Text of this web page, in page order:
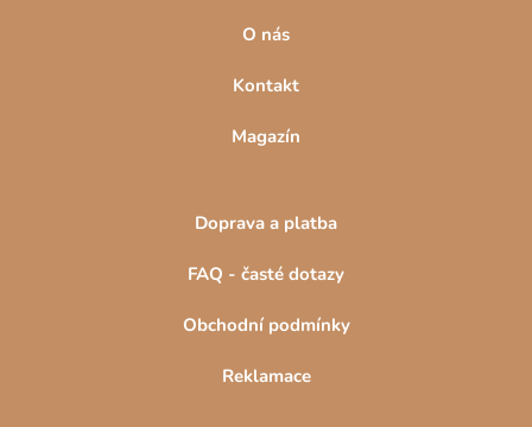
O nás
Kontakt
Magazín
Doprava a platba
FAQ - časté dotazy
Obchodní podmínky
Reklamace